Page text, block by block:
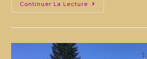
Continuer La Lecture